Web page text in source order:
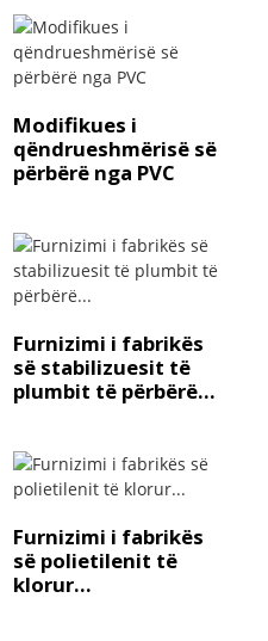
Modifikues i
qëndrueshmërisë së
përbërë nga PVC
Furnizimi i fabrikës
së stabilizuesit të
plumbit të përbërë...
Furnizimi i fabrikës
së polietilenit të
klorur...